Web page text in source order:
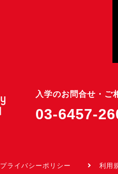
入学のお問合せ・ご
03-6457-
プライバシーポリシー 利用